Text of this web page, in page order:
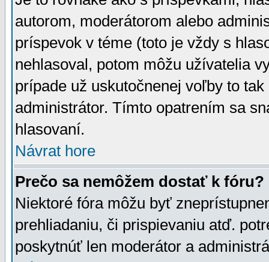
autorom, moderátorom alebo
príspevok v téme (toto je vždy s
nehlasoval, potom môžu užívatelia
prípade už uskutočnenej voľby to
administrátor. Tímto opatrením sa
hlasovaní.
Návrat hore
Prečo sa nemôžem dostať k fóru?
Niektoré fóra môžu byť
prehliadaniu, či prispievaniu atď.
poskytnúť len moderátor a